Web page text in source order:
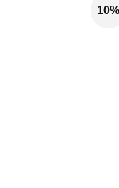
10%
10%
10%
10%
10%
10%